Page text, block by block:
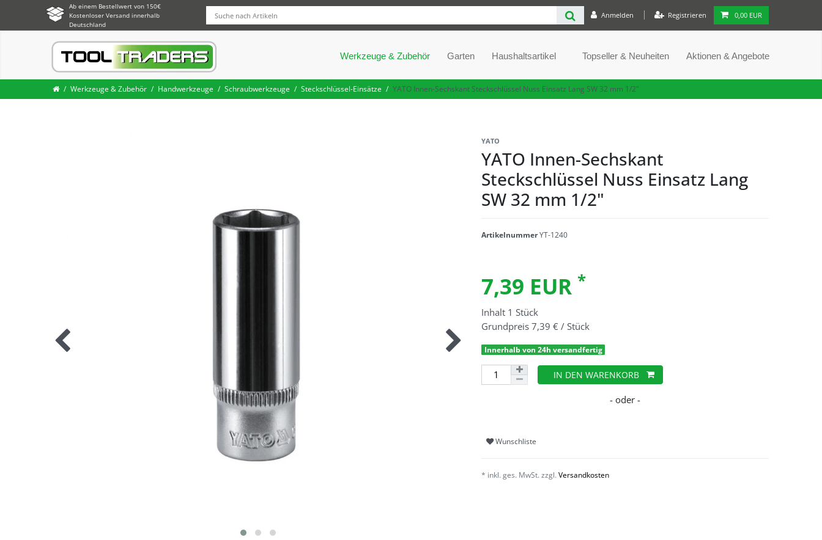
Anmelden Registrieren 0,00 EUR
Ab einem Bestellwert von 150€
Kostenloser Versand innerhalb
Deutschland
Werkzeuge & Zubehör Garten Haushaltsartikel Topseller & Neuheiten Aktionen & Angebote
Werkzeuge & Zubehör Handwerkzeuge Schraubwerkzeuge Steckschlüssel-Einsätze YATO Innen-Sechskant Steckschlüssel Nuss Einsatz Lang SW 32 mm 1/2"
YATO
YATO Innen-Sechskant
Steckschlüssel Nuss Einsatz Lang
SW 32 mm 1/2"
ArtikelnummerYT-1240
7,39 EUR *
Inhalt 1 Stück
Grundpreis7,39 € / Stück
Innerhalb von 24h versandfertig
IN DEN WARENKORB
Wunschliste
* inkl. ges. MwSt. zzgl. Versandkosten